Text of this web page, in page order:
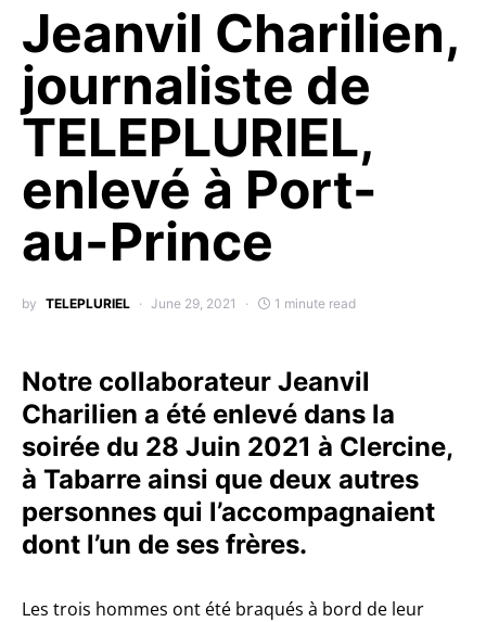
Jeanvil Charilien,
journaliste de
TELEPLURIEL,
enlevé à Port-
au-Prince
by TELEPLURIEL June 29, 2021 1 minute read
Notre collaborateur Jeanvil
Charilien a été enlevé dans la
soirée du 28 Juin 2021 à Clercine,
à Tabarre ainsi que deux autres
personnes qui l’accompagnaient
dont l’un de ses frères.
Les trois hommes ont été braqués à bord de leur